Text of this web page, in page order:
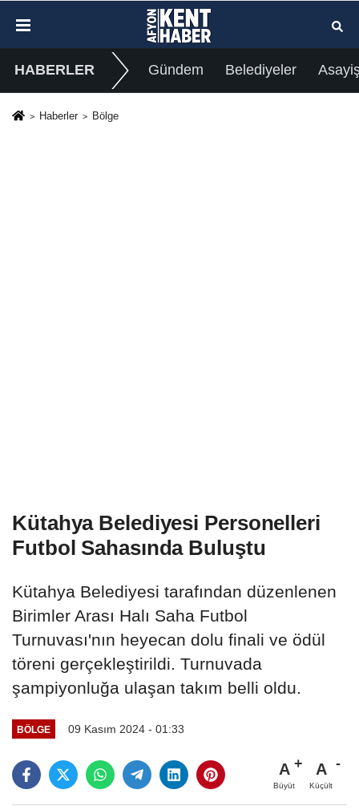
HABERLER Gündem Belediyeler
Haberler Bölge
Kütahya Belediyesi Personelleri
Futbol Sahasında Buluştu
Kütahya Belediyesi tarafından düzenlenen
Birimler Arası Halı Saha Futbol
Turnuvası'nın heyecan dolu finali ve ödül
töreni gerçekleştirildi. Turnuvada
şampiyonluğa ulaşan takım belli oldu.
BÖLGE 09 Kasım 2024 - 01:33
A
Büyüt
A
Küçült